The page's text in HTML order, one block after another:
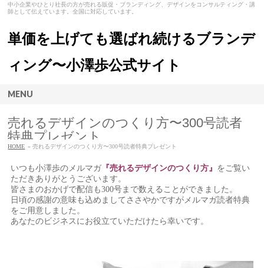
中小企業やひとり社長の方が売れる販促・ブランディング、デザインをコンサルティング・講
師として伝えています。全国に対応しています。
単価を上げても選ばれ続けるブランデ
ィング〜小澤歩公式サイト
MENU
売れるデザインのつくり方〜300号読者
特典プレゼント
HOME » 売れるデザインのつくり方〜300号読者特典プレゼント
いつも小澤歩のメルマガ 『売れるデザインのつくり方』 をご覧い
ただきありがとうございます。
皆さまのおかげで配信も300号まで数えることができました。
日頃の感謝の意味も込めましてささやかですがメルマガ読者特典
をご用意しました。
あなたのビジネスにお役立ていただけたら幸いです。